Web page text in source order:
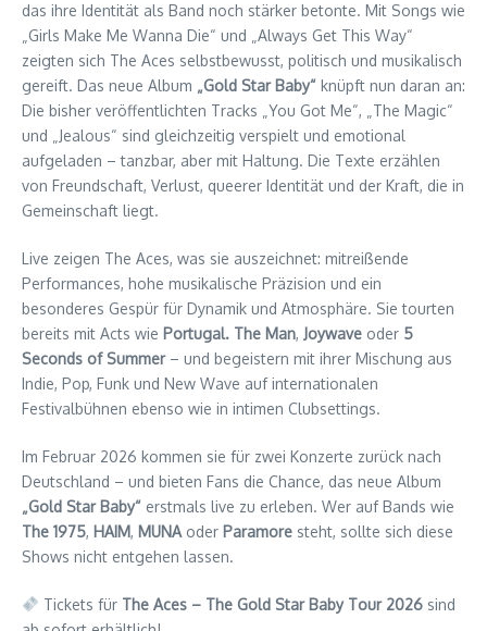
das ihre Identität als Band noch stärker betonte. Mit Songs wie
„Girls Make Me Wanna Die“ und „Always Get This Way“
zeigten sich The Aces selbstbewusst, politisch und musikalisch
gereift. Das neue Album „Gold Star Baby“ knüpft nun daran an:
Die bisher veröffentlichten Tracks „You Got Me“, „The Magic“
und „Jealous“ sind gleichzeitig verspielt und emotional
aufgeladen – tanzbar, aber mit Haltung. Die Texte erzählen
von Freundschaft, Verlust, queerer Identität und der Kraft, die in
Gemeinschaft liegt.
Live zeigen The Aces, was sie auszeichnet: mitreißende
Performances, hohe musikalische Präzision und ein
besonderes Gespür für Dynamik und Atmosphäre. Sie tourten
bereits mit Acts wie Portugal. The Man, Joywave oder 5
Seconds of Summer– und begeistern mit ihrer Mischung aus
Indie, Pop, Funk und New Wave auf internationalen
Festivalbühnen ebenso wie in intimen Clubsettings.
Im Februar 2026 kommen sie für zwei Konzerte zurück nach
Deutschland – und bieten Fans die Chance, das neue Album
„Gold Star Baby“ erstmals live zu erleben. Wer auf Bands wie
The 1975, HAIM, MUNA oder Paramore steht, sollte sich diese
Shows nicht entgehen lassen.
Tickets für The Aces – The Gold Star Baby Tour 2026sind